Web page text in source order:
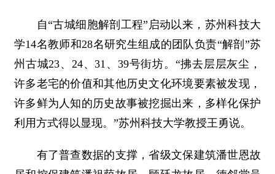
自“古城细胞解剖工程”启动以来，苏州科技大
学14名教师和28名研究生组成的团队负责“解剖”苏
州古城23、24、31、39号街坊。“拂去层层灰尘，
许多老宅的价值和其他历史文化环境要素被发现，
许多鲜为人知的历史故事被挖掘出来，多样化保护
利用方式得以显现。”苏州科技大学教授王勇说。
有了普查数据的支撑，省级文保建筑潘世恩故